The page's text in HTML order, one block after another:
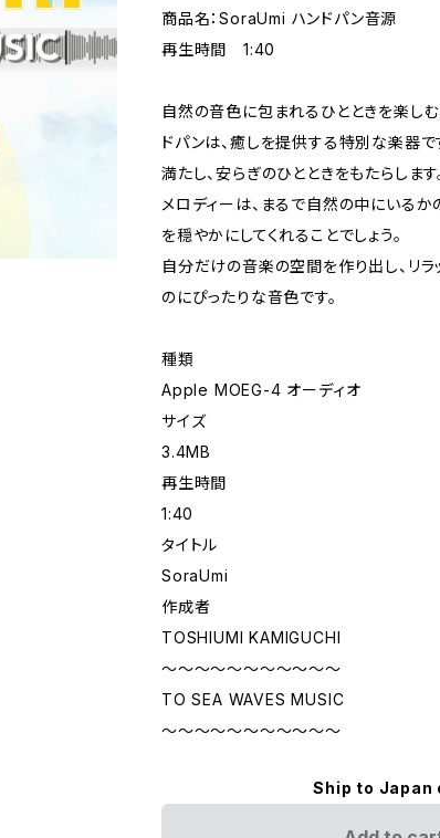
商品名：SoraUmi ハンドパン音源
再生時間 1:40
自然の音色に包まれるひとときを楽し
ドパンは、癒しを提供する特別な楽器
満たし、安らぎのひとときをもたらしま
メロディーは、まるで自然の中にいるか
を穏やかにしてくれることでしょう。
自分だけの音楽の空間を作り出し、リラ
のにぴったりな音色です。
種類
Apple MOEG-4 オーディオ
サイズ
3.4MB
再生時間
1:40
タイトル
SoraUmi
作成者
TOSHIUMI KAMIGUCHI
〜〜〜〜〜〜〜〜〜〜〜
TO SEA WAVES MUSIC
〜〜〜〜〜〜〜〜〜〜〜
Ship to Japan